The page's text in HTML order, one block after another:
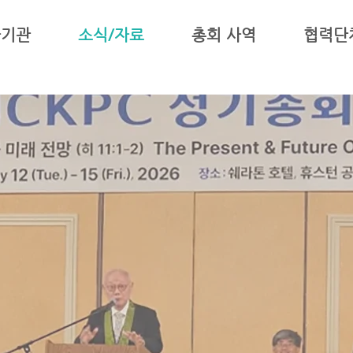
관 소식/자료 총회 사역 협력단